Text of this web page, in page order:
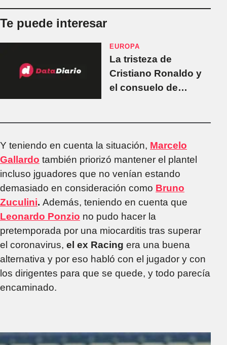
Te puede interesar
EUROPA
La tristeza de
Cristiano Ronaldo y
el consuelo de
Y teniendo en cuenta la situación, Marcelo
Gallardo también priorizó mantener el plantel
incluso jguadores que no venían estando
demasiado en consideración como Bruno
Zuculini. Además, teniendo en cuenta que
Leonardo Ponzio no pudo hacer la
pretemporada por una miocarditis tras superar
el coronavirus, el ex Racing era una buena
alternativa y por eso habló con el jugador y con
los dirigentes para que se quede, y todo parecía
encaminado.